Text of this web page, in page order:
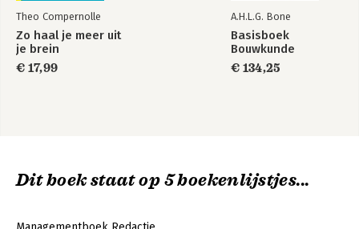
Theo Compernolle
Zo haal je meer uit
je brein
€ 17,99
A.H.L.G. Bone
Basisboek
Bouwkunde
€ 134,25
Dit boek staat op 5 boekenlijstjes...